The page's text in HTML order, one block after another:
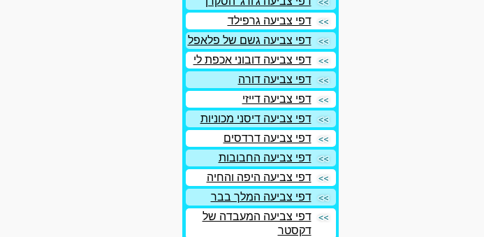
דפי צביעה גרפילד
דפי צביעה גשם של פלאפל
דפי צביעה דובוני אכפת לי
דפי צביעה דורה
דפי צביעה דייזי
דפי צביעה דיסני מכוניות
דפי צביעה דרדסים
דפי צביעה החבובות
דפי צביעה היפה והחיה
דפי צביעה המלך בבר
דפי צביעה המעבדה של
דקסטר